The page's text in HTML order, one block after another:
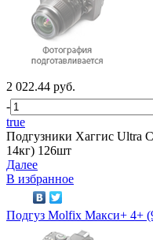
2 022.44 руб.
-
true
Подгузники Хаггис Ultra
14кг) 126шт
Далее
В избранное
Подгуз Molfix Макси+ 4+